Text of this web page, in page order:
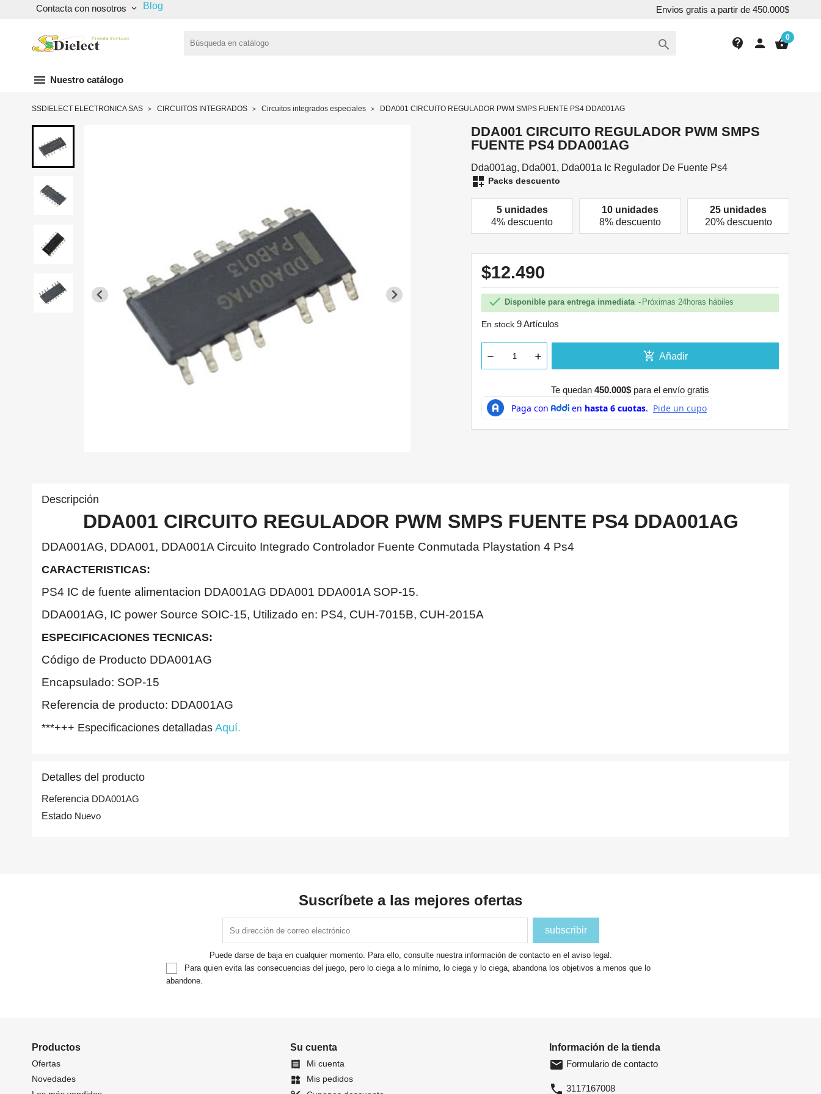
Contacta con nosotros keyboard_arrow_down Blog Envios gratis a partir de 450.000$
 contact_support person shopping_basket
0
menu Nuestro catálogo
SSDIELECT ELECTRONICA SAS CIRCUITOS INTEGRADOS Circuitos integrados especiales DDA001 CIRCUITO REGULADOR PWM SMPS FUENTE PS4 DDA001AG
DDA001 CIRCUITO REGULADOR PWM SMPS
FUENTE PS4 DDA001AG
Dda001ag, Dda001, Dda001a Ic Regulador De Fuente Ps4
dashboard_customize Packs descuento
5 unidades
4% descuento
10 unidades
8% descuento
25 unidades
20% descuento
$12.490
 Disponible para entrega inmediata Próximas 24horas hábiles
En stock 9 Artículos
add_shopping_cart Añadir
Te quedan450.000$ para el envío gratis
Descripción
DDA001 CIRCUITO REGULADOR PWM SMPS FUENTE PS4 DDA001AG
DDA001AG, DDA001, DDA001A Circuito Integrado Controlador Fuente Conmutada Playstation 4 Ps4
CARACTERISTICAS:
PS4 IC de fuente alimentacion DDA001AG DDA001 DDA001A SOP-15.
DDA001AG, IC power Source SOIC-15, Utilizado en: PS4, CUH-7015B, CUH-2015A
ESPECIFICACIONES TECNICAS:
Código de Producto DDA001AG
Encapsulado: SOP-15
Referencia de producto: DDA001AG
***+++ Especificaciones detalladas Aquí.
Detalles del producto
Referencia DDA001AG
Estado Nuevo
Suscríbete a las mejores ofertas
Puede darse de baja en cualquier momento. Para ello, consulte nuestra información de contacto en el aviso legal.
Para quien evita las consecuencias del juego, pero lo ciega a lo mínimo, lo ciega y lo ciega, abandona los objetivos a menos que lo
abandone.
Productos
Ofertas
Novedades
Su cuenta
 Mi cuenta
widgets Mis pedidos
Información de la tienda
email Formulario de contacto
phone 3117167008